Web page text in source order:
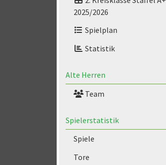
2025/2026
Spielplan
Statistik
Alte Herren
Team
Spielerstatistik
Spiele
Tore